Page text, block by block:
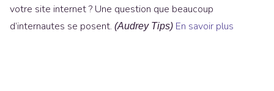
votre site internet ? Une question que beaucoup
d’internautes se posent. (Audrey Tips) En savoir plus